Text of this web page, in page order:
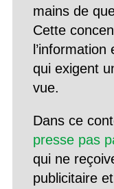
mains de
Cette
qui exigent
vue.
Dans ce
presse pas
qui ne
publicitaire